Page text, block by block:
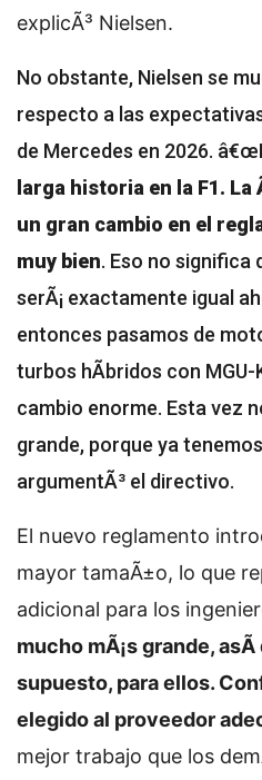
explicÃ³ Nielsen.
No obstante, Nielsen se
respecto a las
de Mercedes en 2026. â€œ
larga historia en la F1. La
un gran cambio en el
muy bien. Eso no significa
serÃ¡ exactamente igual
entonces pasamos de
turbos hÃ­bridos con MGU-
cambio enorme. Esta vez
grande, porque ya
argumentÃ³ el directivo.
El nuevo reglamento
mayor tamaÃ±o, lo que
adicional para los
mucho mÃ¡s grande,
supuesto, para ellos.
elegido al proveedor
mejor trabajo que los